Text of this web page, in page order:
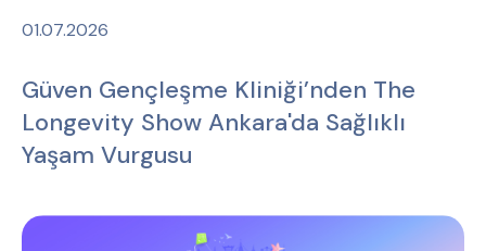
01.07.2026
Güven Gençleşme Kliniği’nden The
Longevity Show Ankara'da Sağlıklı
Yaşam Vurgusu